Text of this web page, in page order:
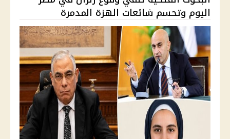
اليوم وتحسم شائعات الهزة المدمرة